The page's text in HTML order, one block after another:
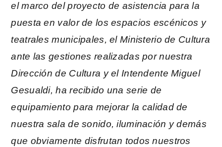
el marco del proyecto de asistencia para la
puesta en valor de los espacios escénicos y
teatrales municipales, el Ministerio de Cultura
ante las gestiones realizadas por nuestra
Dirección de Cultura y el Intendente Miguel
Gesualdi, ha recibido una serie de
equipamiento para mejorar la calidad de
nuestra sala de sonido, iluminación y demás
que obviamente disfrutan todos nuestros